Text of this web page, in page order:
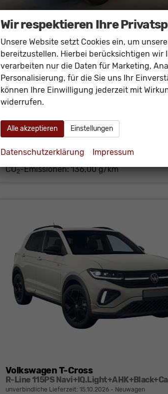
Volkswagen T-Cross
sofort lieferbar Neuwagen
Fahrzeugnr. 60006 Getriebe Schalt. 5-Gang
Kraftstoff Benzin Außenfarbe [0Q0Q] Pure
Leistung 70 kW (95 PS)
23.430,– €
incl. 19% MwSt.
Verbrauch kombiniert:
6,00 l/100km
CO2-Emissionen:136,00 g/km
Volkswagen T-Cross
unverbindliche Lieferzeit: 15.10.2026 Neuwagen
Wir respektieren Ihre
Unsere Website setzt Cookies ein, um
bereitzustellen. Hierbei berücksichtigen wir
verarbeiten nur die Daten für Marketing,
Personalisierung, für die Sie uns Ihr
können Ihre Einwilligung jederzeit mit
widerrufen.
Alle akzeptieren Einstellungen
Datenschutzerklärung Impressum